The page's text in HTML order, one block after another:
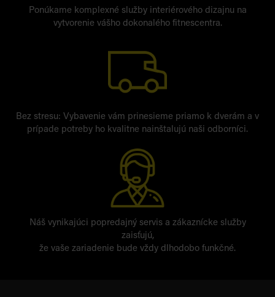
Ponúkame komplexné služby interiérového dizajnu na
vytvorenie vášho dokonalého fitnescentra.
Bez stresu: Vybavenie vám prinesieme priamo k dverám a v
prípade potreby ho kvalitne nainštalujú naši odborníci.
Náš vynikajúci popredajný servis a zákaznícke služby
zaisťujú,
že vaše zariadenie bude vždy dlhodobo funkčné.